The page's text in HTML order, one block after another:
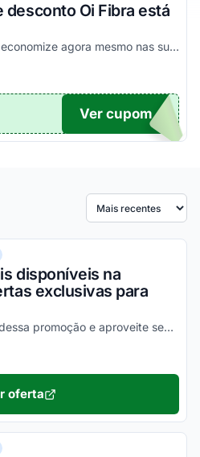
desconto Oi Fibra está
Garanta seus descontos e economize agora mesmo nas suas compras através de um Cupom!
DIGO
Ver cupom
Ordenar por
disponíveis na
exclusivas para
Confira todos os detalhes dessa promoção e aproveite seus descontos agora mesmo!
oferta